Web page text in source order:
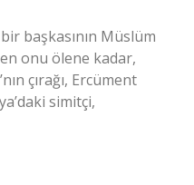
başkasının Müslüm
onu ölene kadar,
çırağı, Ercüment
simitçi,